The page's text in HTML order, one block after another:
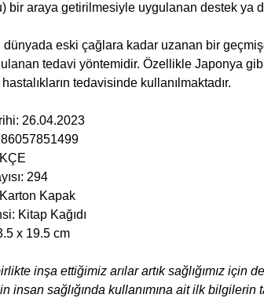
bir araya getirilmesiyle uygulanan destek ya
eski çağlara kadar uzanan bir
tedavi yöntemidir. Özellikle Japonya
tedavisinde kullanılmaktadır.
26.04.2023
294
Kapak
Kitap Kağıdı
x 19.5 cm
inşa ettiğimiz arılar artık sağlığımız için
insan sağlığında kullanımına ait ilk